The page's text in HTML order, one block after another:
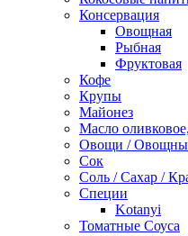
Консервация
Овощная
Рыбная
Фруктовая
Кофе
Крупы
Майонез
Масло
Овощи /
Сок
Соль / Сахар /
Специи
Kotanyi
Томатные Соуса